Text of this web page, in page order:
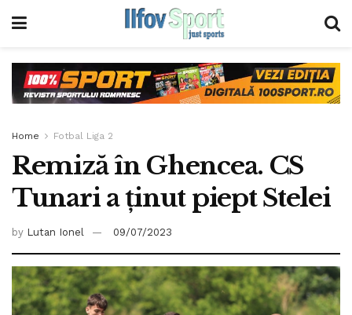
Home Fotbal Liga 2
Remiză în Ghencea. CS
Tunari a ţinut piept Stelei
by Lutan Ionel 09/07/2023